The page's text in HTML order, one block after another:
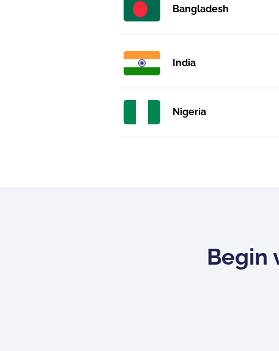
Bangladesh
India
Nigeria
Begin